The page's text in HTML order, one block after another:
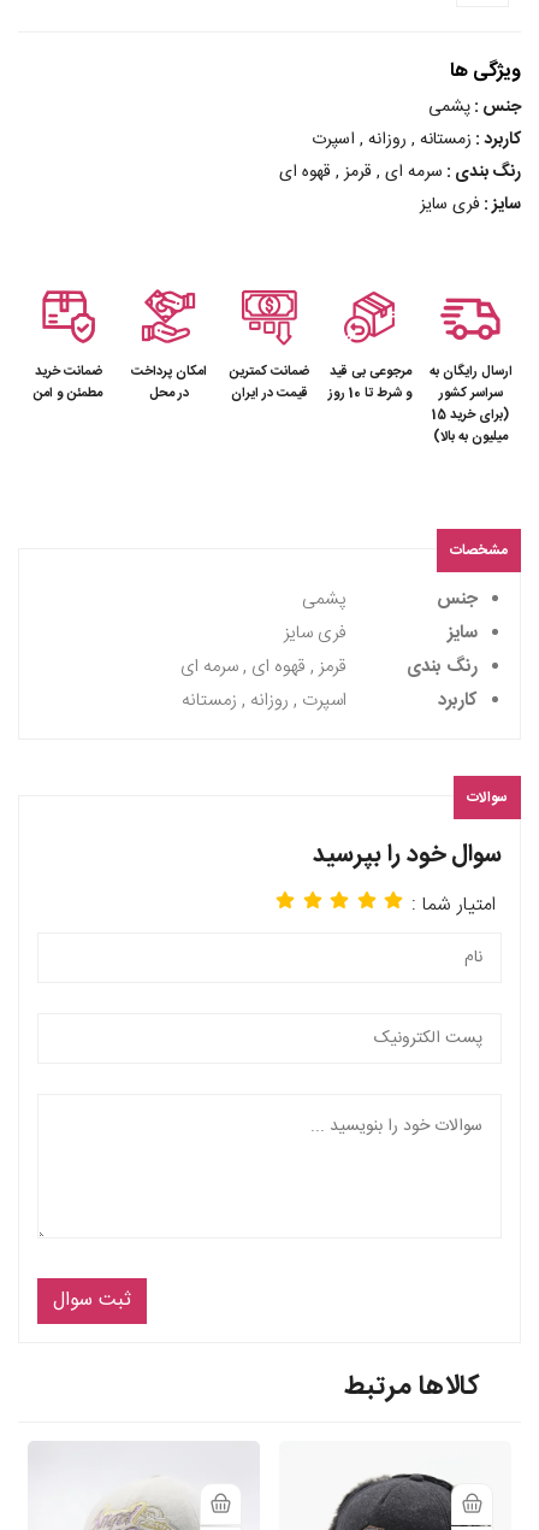
ویژگی ها
جنس :پشمی
کاربرد : زمستانه , روزانه , اسپرت
رنگ بندی : سرمه ای , قرمز , قهوه ای
سایز : فری سایز
ارسال رایگان به
سراسر کشور
(برای خرید 15
میلیون به بالا)
مرجوعی بی قید
و شرط تا 10 روز
ضمانت کمترین
قیمت در ایران
امکان پرداخت
در محل
ضمانت خرید
مطمئن و امن
مشخصات
جنس
پشمی
سایز
فری سایز
رنگ بندی
قرمز , قهوه ای , سرمه ای
کاربرد
اسپرت , روزانه , زمستانه
سوالات
سوال خود را بپرسید
امتیار شما :
ثبت سوال
کالاها مرتبط